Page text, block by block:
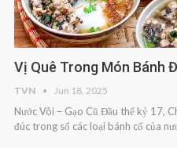
Vị Quê Trong Món Bánh
TVN Jun 18, 2025
Nước Vôi – Gạo Cũ Đầu thế kỷ 17,
đúc trong số các loại bánh cổ của